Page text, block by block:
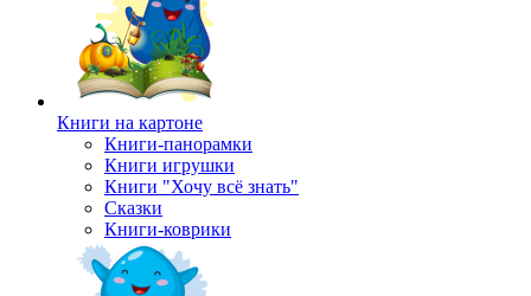
Книги на картоне
Книги-панорамки
Книги игрушки
Книги "Хочу всё знать"
Сказки
Книги-коврики